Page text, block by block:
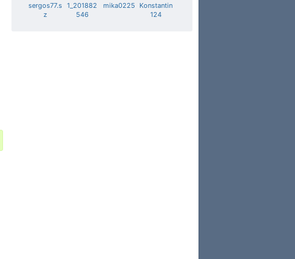
sergos77.s
z
1_201882
546
mika0225
Konstantin
124